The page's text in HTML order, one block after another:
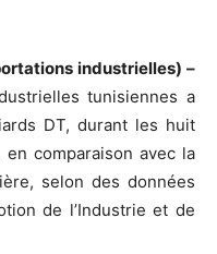
industrielles) –
tunisiennes a
DT, durant les huit
en comparaison avec la
selon des données
de l’Industrie et de